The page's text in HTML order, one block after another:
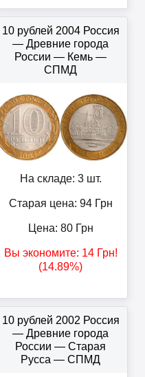
10 рублей 2004 Россия
— Древние города
России — Кемь —
СПМД
На складе: 3 шт.
Старая цена: 94Грн
Цена: 80Грн
Вы экономите: 14Грн!
(14.89%)
10 рублей 2002 Россия
— Древние города
России — Старая
Русса — СПМД